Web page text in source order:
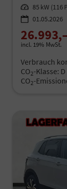
Leistung 85 kW (116
01.05.2026
incl. 19% MwSt.
Verbrauch
CO2-Klasse: D
CO2-